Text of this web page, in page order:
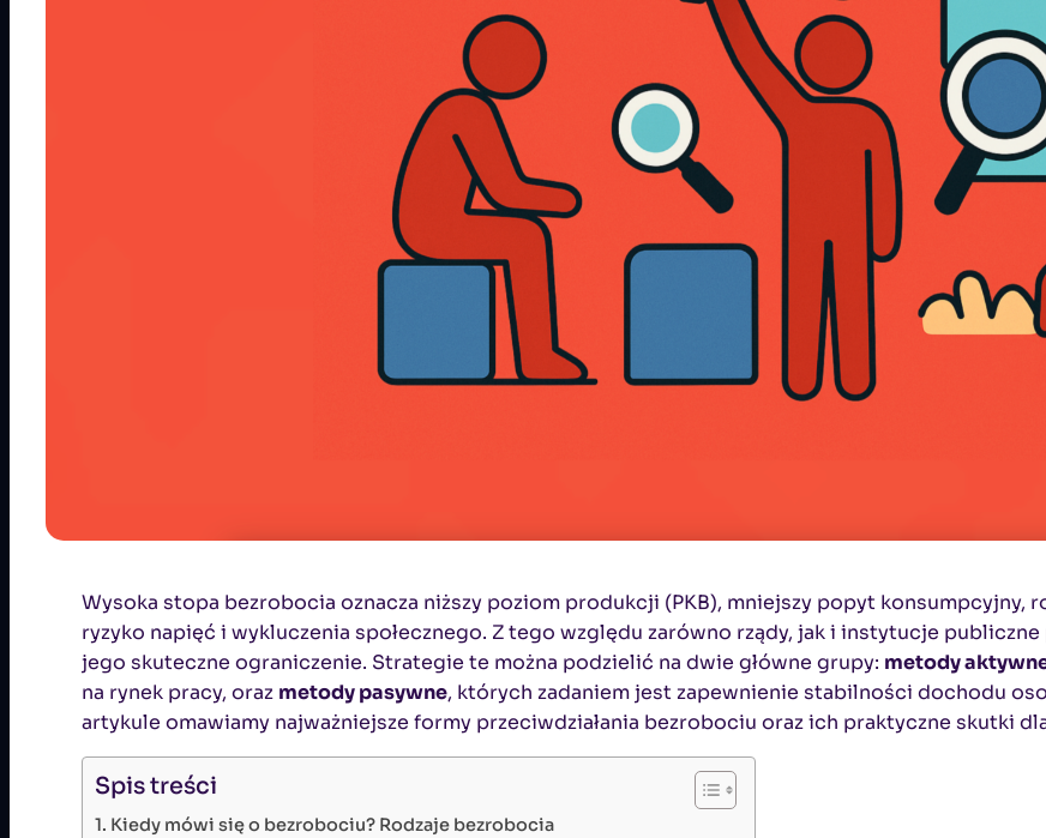
Wysoka stopa bezrobocia oznacza niższy poziom produkcji (PKB), mniejszy popyt konsumpcyjny,
ryzyko napięć i wykluczenia społecznego. Z tego względu zarówno rządy, jak i instytucje
jego skuteczne ograniczenie. Strategie te można podzielić na dwie główne grupy: metody
na rynek pracy, oraz metody pasywne, których zadaniem jest zapewnienie stabilności dochodu
artykule omawiamy najważniejsze formy przeciwdziałania bezrobociu oraz ich praktyczne skutki
Spis treści
Kiedy mówi się o bezrobociu? Rodzaje bezrobocia